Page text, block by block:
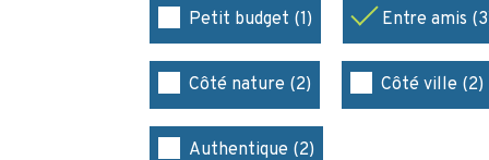
Petit budget (1) Entre amis
Côté nature (2) Côté ville (2)
Authentique (2)